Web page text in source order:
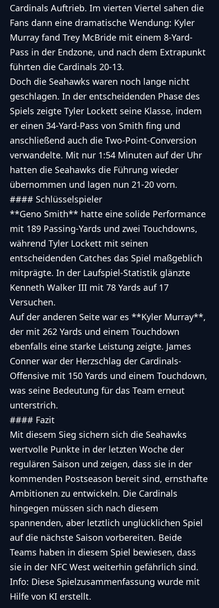
Cardinals Auftrieb. Im vierten Viertel sahen die
Fans dann eine dramatische Wendung: Kyler
Murray fand Trey McBride mit einem 8-Yard-
Pass in der Endzone, und nach dem Extrapunkt
führten die Cardinals 20-13.
Doch die Seahawks waren noch lange nicht
geschlagen. In der entscheidenden Phase des
Spiels zeigte Tyler Lockett seine Klasse, indem
er einen 34-Yard-Pass von Smith fing und
anschließend auch die Two-Point-Conversion
verwandelte. Mit nur 1:54 Minuten auf der Uhr
hatten die Seahawks die Führung wieder
übernommen und lagen nun 21-20 vorn.
#### Schlüsselspieler
**Geno Smith** hatte eine solide Performance
mit 189 Passing-Yards und zwei Touchdowns,
während Tyler Lockett mit seinen
entscheidenden Catches das Spiel maßgeblich
mitprägte. In der Laufspiel-Statistik glänzte
Kenneth Walker III mit 78 Yards auf 17
Versuchen.
Auf der anderen Seite war es **Kyler Murray**,
der mit 262 Yards und einem Touchdown
ebenfalls eine starke Leistung zeigte. James
Conner war der Herzschlag der Cardinals-
Offensive mit 150 Yards und einem Touchdown,
was seine Bedeutung für das Team erneut
unterstrich.
#### Fazit
Mit diesem Sieg sichern sich die Seahawks
wertvolle Punkte in der letzten Woche der
regulären Saison und zeigen, dass sie in der
kommenden Postseason bereit sind, ernsthafte
Ambitionen zu entwickeln. Die Cardinals
hingegen müssen sich nach diesem
spannenden, aber letztlich unglücklichen Spiel
auf die nächste Saison vorbereiten. Beide
Teams haben in diesem Spiel bewiesen, dass
sie in der NFC West weiterhin gefährlich sind.
Info: Diese Spielzusammenfassung wurde mit
Hilfe von KI erstellt.